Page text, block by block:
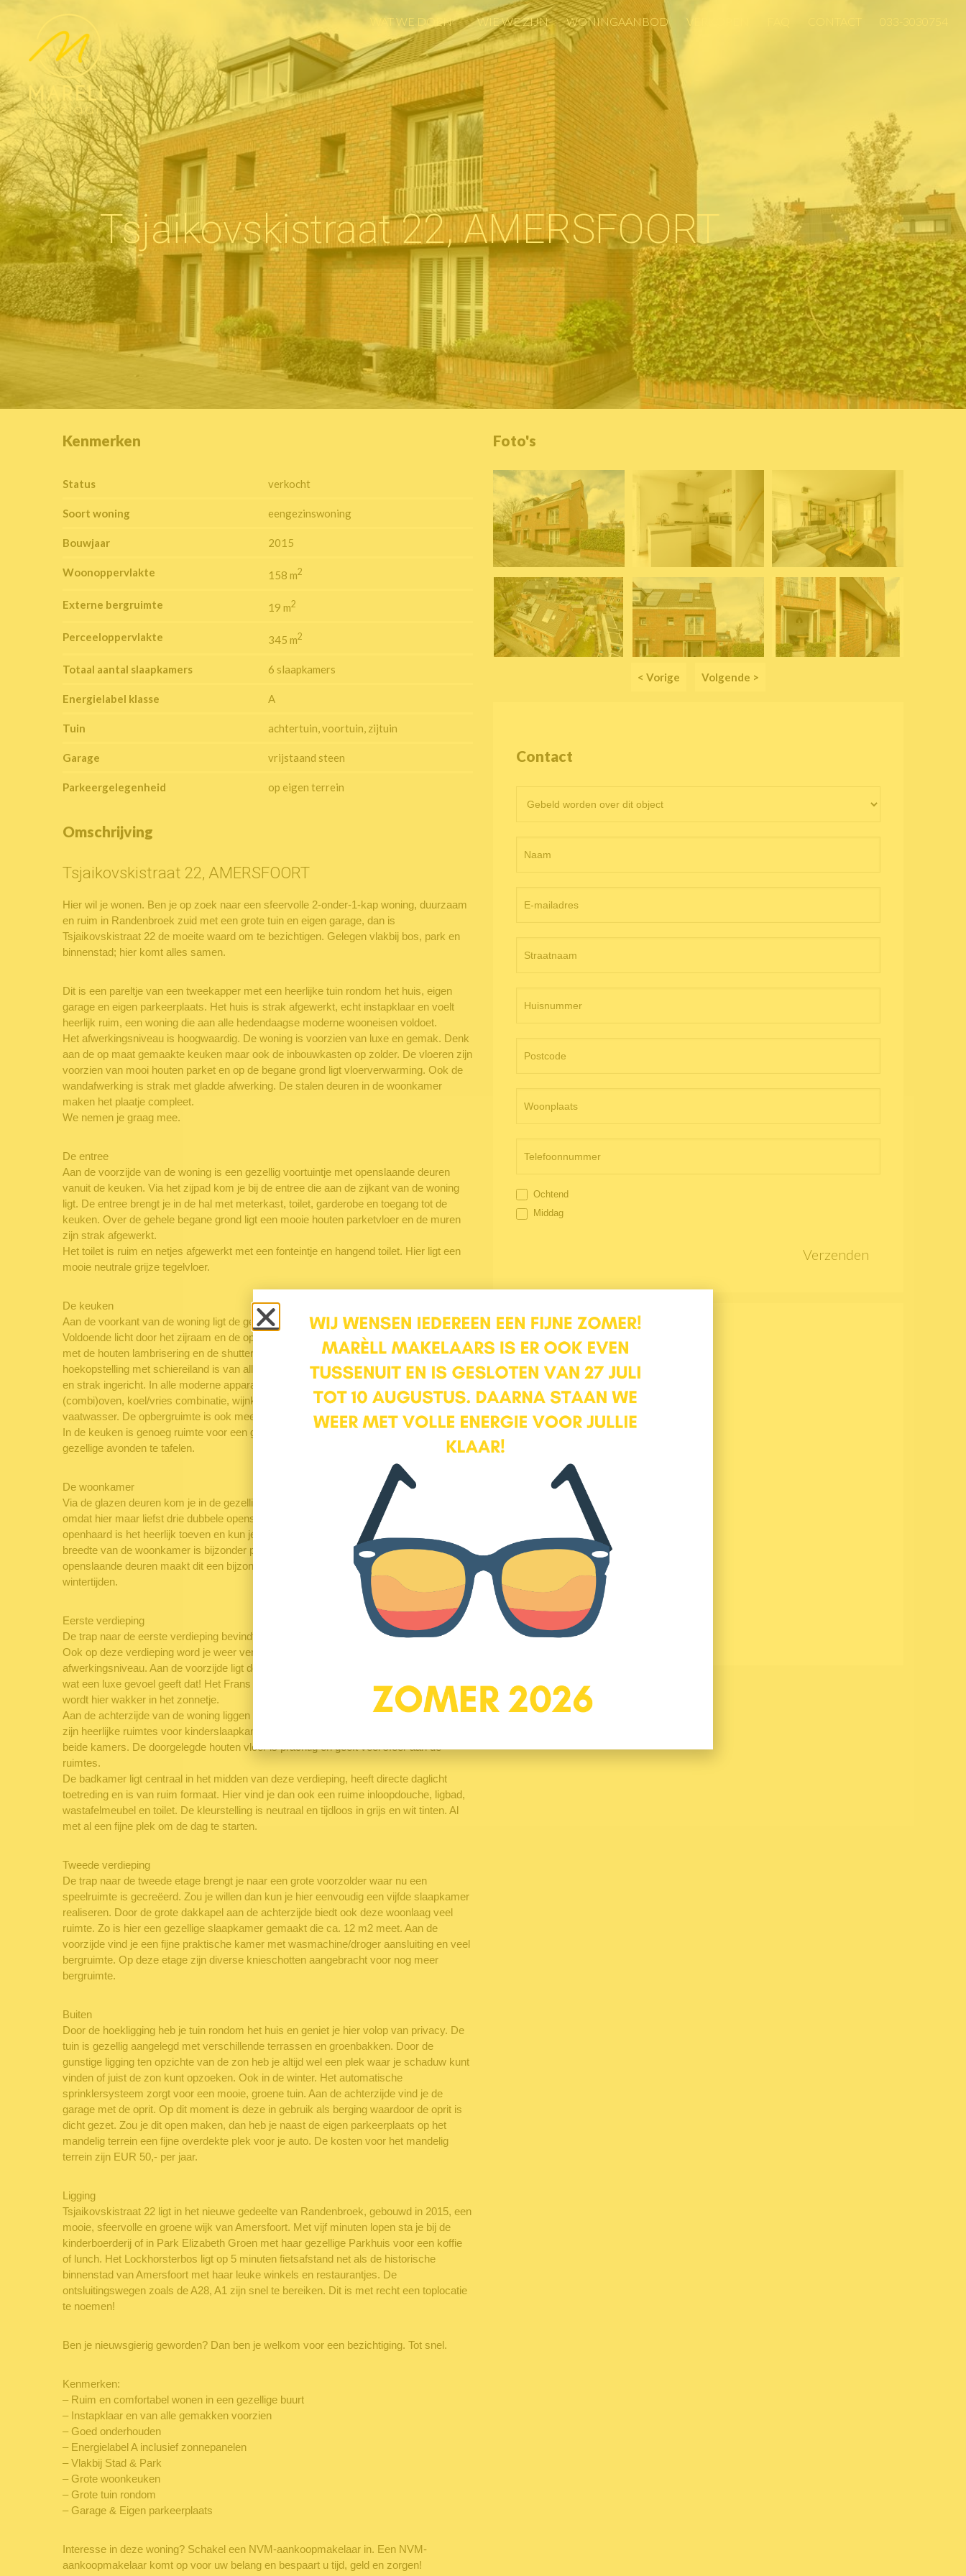
WAT WE DOEN WIE WE ZIJN WONINGAANBOD VERKOPEN 033-3030754
WAT WE DOEN WIE WE ZIJN WONINGAANBOD VERKOPEN 033-3030754
Tsjaikovskistraat 22, AMERSFOORT
Kenmerken
Status verkocht
Soort woning eengezinswoning
Bouwjaar 2015
Woonoppervlakte 158 m2
Externe bergruimte 19 m2
Perceeloppervlakte 345 m2
Totaal aantal slaapkamers 6 slaapkamers
Energielabel klasse A
Tuin achtertuin, voortuin, zijtuin
Garage vrijstaand steen
Parkeergelegenheid op eigen terrein
Omschrijving
Tsjaikovskistraat 22, AMERSFOORT
Hier wil je wonen. Ben je op zoek naar een sfeervolle 2-onder-1-kap woning, duurzaam
en ruim in Randenbroek zuid met een grote tuin en eigen garage, dan is
Tsjaikovskistraat 22 de moeite waard om te bezichtigen. Gelegen vlakbij bos, park en
binnenstad; hier komt alles samen.
Dit is een pareltje van een tweekapper met een heerlijke tuin rondom het huis, eigen
garage en eigen parkeerplaats. Het huis is strak afgewerkt, echt instapklaar en voelt
heerlijk ruim, een woning die aan alle hedendaagse moderne wooneisen voldoet.
Het afwerkingsniveau is hoogwaardig. De woning is voorzien van luxe en gemak. Denk
aan de op maat gemaakte keuken maar ook de inbouwkasten op zolder. De vloeren zijn
voorzien van mooi houten parket en op de begane grond ligt vloerverwarming. Ook de
wandafwerking is strak met gladde afwerking. De stalen deuren in de woonkamer
maken het plaatje compleet.
We nemen je graag mee.
De entree
Aan de voorzijde van de woning is een gezellig voortuintje met openslaande deuren
vanuit de keuken. Via het zijpad kom je bij de entree die aan de zijkant van de woning
ligt. De entree brengt je in de hal met meterkast, toilet, garderobe en toegang tot de
keuken. Over de gehele begane grond ligt een mooie houten parketvloer en de muren
zijn strak afgewerkt.
Het toilet is ruim en netjes afgewerkt met een fonteintje en hangend toilet. Hier ligt een
mooie neutrale grijze tegelvloer.
De keuken
Aan de voorkant van de woning ligt de gezellige woonkeuken. Wat een fijne ruimte.
Voldoende licht door het zijraam en de openslaande deuren en tegelijk heerlijk sfeervol
met de houten lambrisering en de shutters. De op maat gemaakte keuken in
hoekopstelling met schiereiland is van alle gemakken voorzien en is ruimtelijk, efficiënt
en strak ingericht. In alle moderne apparatuur is voorzien, zoals een dubbele
(combi)oven, koel/vries combinatie, wijnkast, 5-pits kookplaat met wokbrander en een
vaatwasser. De opbergruimte is ook meer dan voldoende. Hier wordt koken een plezier!
In de keuken is genoeg ruimte voor een grote eettafel om vrienden te ontvangen en
gezellige avonden te tafelen.
De woonkamer
Via de glazen deuren kom je in de gezellige woonkamer. De woonkamer is heerlijk licht
omdat hier maar liefst drie dubbele openslaande deuren zijn geplaatst. Rondom de
openhaard is het heerlijk toeven en kun je een gezellige zithoek maken. De hoogte en
breedte van de woonkamer is bijzonder prettig. In combinatie met de drie dubbele
openslaande deuren maakt dit een bijzonder sfeervolle en lichte ruimte, ook in
wintertijden.
Eerste verdieping
De trap naar de eerste verdieping bevindt zich tussen de keuken en de woonkamer.
Ook op deze verdieping word je weer verrast door de vele ruimte en het goede
afwerkingsniveau. Aan de voorzijde ligt de ouderslaapkamer (ca 17 m2) met inloopkast,
wat een luxe gevoel geeft dat! Het Frans balkon zorgt voor een heerlijke lichtinval, je
wordt hier wakker in het zonnetje.
Aan de achterzijde van de woning liggen twee slaapkamers van beide ca. 11 m2. Dit
zijn heerlijke ruimtes voor kinderslaapkamers. De grote ramen zorgen voor veel licht in
beide kamers. De doorgelegde houten vloer is prachtig en geeft veel sfeer aan de
ruimtes.
De badkamer ligt centraal in het midden van deze verdieping, heeft directe daglicht
toetreding en is van ruim formaat. Hier vind je dan ook een ruime inloopdouche, ligbad,
wastafelmeubel en toilet. De kleurstelling is neutraal en tijdloos in grijs en wit tinten. Al
met al een fijne plek om de dag te starten.
Tweede verdieping
De trap naar de tweede etage brengt je naar een grote voorzolder waar nu een
speelruimte is gecreëerd. Zou je willen dan kun je hier eenvoudig een vijfde slaapkamer
realiseren. Door de grote dakkapel aan de achterzijde biedt ook deze woonlaag veel
ruimte. Zo is hier een gezellige slaapkamer gemaakt die ca. 12 m2 meet. Aan de
voorzijde vind je een fijne praktische kamer met wasmachine/droger aansluiting en veel
bergruimte. Op deze etage zijn diverse knieschotten aangebracht voor nog meer
bergruimte.
Buiten
Door de hoekligging heb je tuin rondom het huis en geniet je hier volop van privacy. De
tuin is gezellig aangelegd met verschillende terrassen en groenbakken. Door de
gunstige ligging ten opzichte van de zon heb je altijd wel een plek waar je schaduw kunt
vinden of juist de zon kunt opzoeken. Ook in de winter. Het automatische
sprinklersysteem zorgt voor een mooie, groene tuin. Aan de achterzijde vind je de
garage met de oprit. Op dit moment is deze in gebruik als berging waardoor de oprit is
dicht gezet. Zou je dit open maken, dan heb je naast de eigen parkeerplaats op het
mandelig terrein een fijne overdekte plek voor je auto. De kosten voor het mandelig
terrein zijn EUR 50,- per jaar.
Ligging
Tsjaikovskistraat 22 ligt in het nieuwe gedeelte van Randenbroek, gebouwd in 2015, een
mooie, sfeervolle en groene wijk van Amersfoort. Met vijf minuten lopen sta je bij de
kinderboerderij of in Park Elizabeth Groen met haar gezellige Parkhuis voor een koffie
of lunch. Het Lockhorsterbos ligt op 5 minuten fietsafstand net als de historische
binnenstad van Amersfoort met haar leuke winkels en restaurantjes. De
ontsluitingswegen zoals de A28, A1 zijn snel te bereiken. Dit is met recht een toplocatie
te noemen!
Ben je nieuwsgierig geworden? Dan ben je welkom voor een bezichtiging. Tot snel.
Kenmerken:
– Ruim en comfortabel wonen in een gezellige buurt
– Instapklaar en van alle gemakken voorzien
– Goed onderhouden
– Energielabel A inclusief zonnepanelen
– Vlakbij Stad & Park
– Grote woonkeuken
– Grote tuin rondom
– Garage & Eigen parkeerplaats
Interesse in deze woning? Schakel een NVM-aankoopmakelaar in. Een NVM-
aankoopmakelaar komt op voor uw belang en bespaart u tijd, geld en zorgen!
Foto's
< Vorige Volgende >
Contact
objectpagina
Ochtend
Middag
Verzenden
Locatie